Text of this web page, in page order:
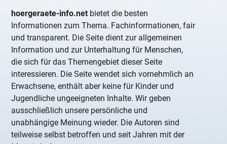
hoergeraete-info.net bietet die besten
Informationen zum Thema. Fachinformationen, fair
und transparent. Die Seite dient zur allgemeinen
Information und zur Unterhaltung für Menschen,
die sich für das Themengebiet dieser Seite
interessieren. Die Seite wendet sich vornehmlich an
Erwachsene, enthält aber keine für Kinder und
Jugendliche ungeeigneten Inhalte. Wir geben
ausschließlich unsere persönliche und
unabhängige Meinung wieder. Die Autoren sind
teilweise selbst betroffen und seit Jahren mit der